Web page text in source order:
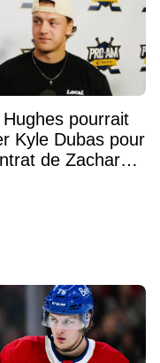
pourrait
Kyle Dubas pour
de Zachary